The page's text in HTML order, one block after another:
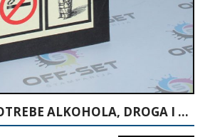
RAŠIRENOST UPOTREBE ALKOHOLA, DROGA I PUŠENJA MEĐU UČENICIMA OSNOVNIH I SREDNJIH ŠKOLA TUZLANSKO-PODRINJSKOG KANTONA